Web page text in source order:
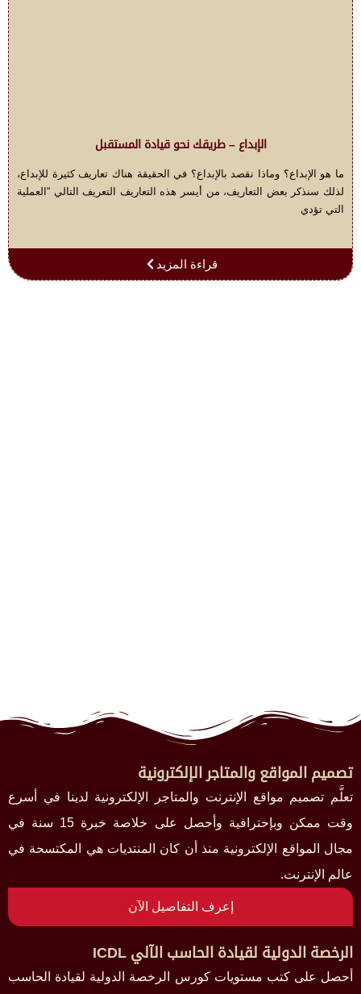
الإبداع – طريقك نحو قيادة المستقبل
ما هو الإبداع؟ وماذا نقصد بالإبداع؟ في الحقيقة هناك تعاريف كثيرة للإبداع،
لذلك سنذكر بعض التعاريف، من أيسر هذه التعاريف التعريف التالي “العملية
التي تؤدي
قراءة المزيد
تصميم المواقع والمتاجر الإلكترونية
تعلَّم تصميم مواقع الإنترنت والمتاجر الإلكترونية لدينا في أسرع
وقت ممكن وبإحترافية وأحصل على خلاصة خبرة 15 سنة في
مجال المواقع الإلكترونية منذ أن كان المنتديات هي المكتسحة في
عالم الإنترنت.
إعرف التفاصيل الآن
الرخصة الدولية لقيادة الحاسب الآلي ICDL
أحصل على كتب مستويات كورس الرخصة الدولية لقيادة الحاسب